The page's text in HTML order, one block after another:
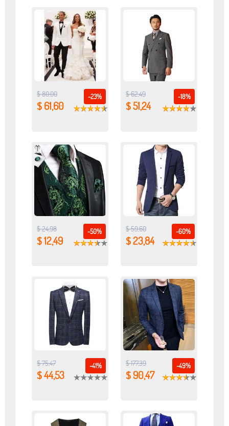
-23%
$ 80,00
$ 61,60
-18%
$ 62,49
$ 51,24
-50%
$ 24,98
$ 12,49
-60%
$ 59,60
$ 23,84
-41%
$ 75,47
$ 44,53
-49%
$ 177,39
$ 90,47